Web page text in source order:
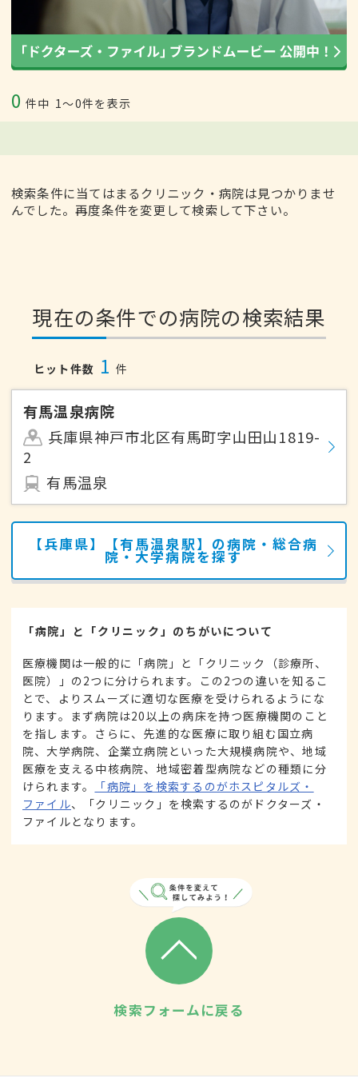
0 件中 1〜0件を表示
検索条件に当てはまるクリニック・病院は見つかりませ
んでした。再度条件を変更して検索して下さい。
現在の条件での病院の検索結果
ヒット件数 1 件
有馬温泉病院
兵庫県神戸市北区有馬町字山田山1819-
2
有馬温泉
【兵庫県】【有馬温泉駅】の病院・総合病
院・大学病院を探す
「病院」と「クリニック」のちがいについて
医療機関は一般的に「病院」と「クリニック（診療所、
医院）」の2つに分けられます。この2つの違いを知るこ
とで、よりスムーズに適切な医療を受けられるようにな
ります。まず病院は20以上の病床を持つ医療機関のこと
を指します。さらに、先進的な医療に取り組む国立病
院、大学病院、企業立病院といった大規模病院や、地域
医療を支える中核病院、地域密着型病院などの種類に分
けられます。
「病院」を検索するのがホスピタルズ・
ファイル、「クリニック」を検索するのがドクターズ・
ファイルとなります。
検索フォームに戻る